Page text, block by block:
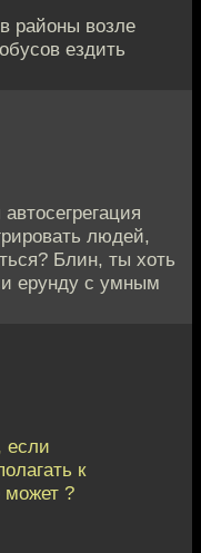
районы возле
ездить
людей,
Блин, ты хоть
ерунду с умным
если
к
может ?